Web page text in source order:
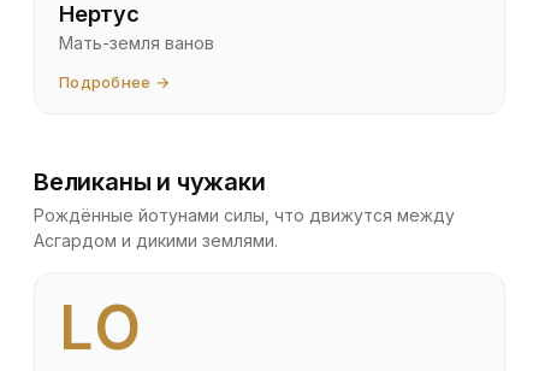
Нертус
Мать-земля ванов
Подробнее →
Великаны и чужаки
Рождённые йотунами силы, что движутся между
Асгардом и дикими землями.
LO